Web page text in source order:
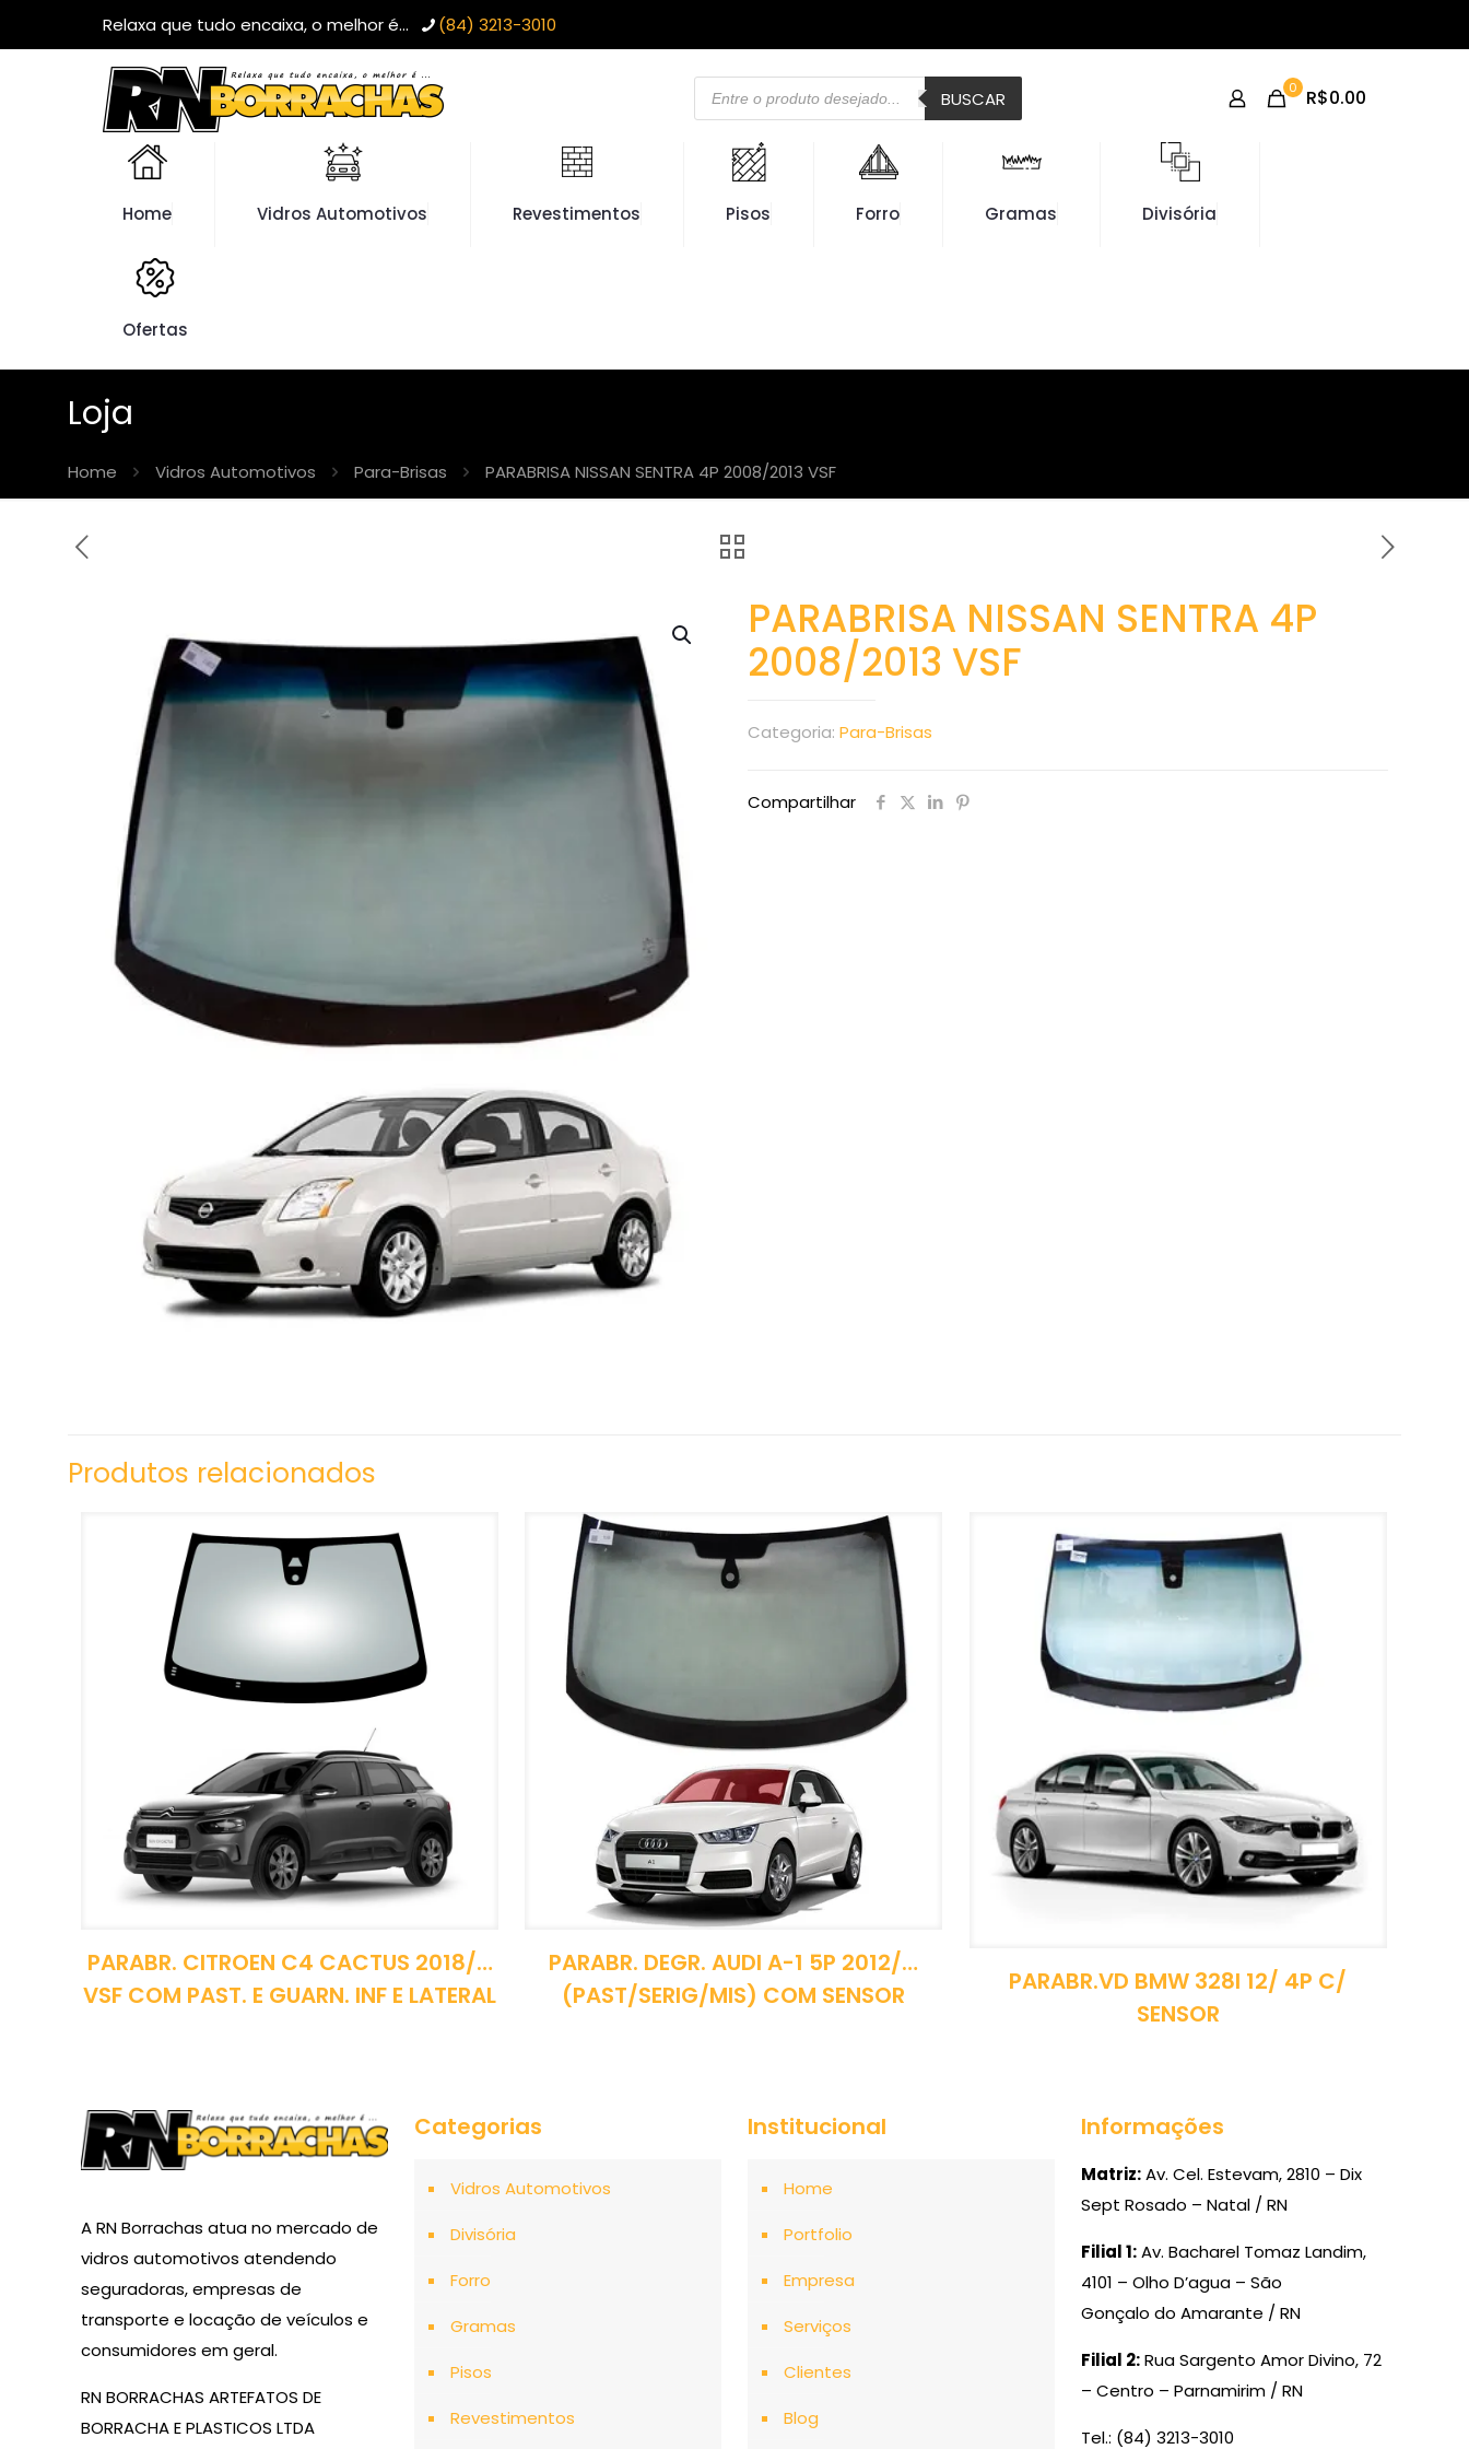
Relaxa que tudo encaixa, o melhor é... (84) 3213-3010
Pesquisar
produtos BUSCAR 0 R$0.00
Home Vidros Automotivos Revestimentos Pisos Forro Gramas Divisória
Ofertas
Loja
Home Vidros Automotivos Para-Brisas PARABRISA NISSAN SENTRA 4P 2008/2013 VSF
PARABRISA NISSAN SENTRA 4P
2008/2013 VSF
Categoria: Para-Brisas
Compartilhar
Produtos relacionados
PARABR. CITROEN C4 CACTUS 2018/…
VSF COM PAST. E GUARN. INF E LATERAL
PARABR. DEGR. AUDI A-1 5P 2012/…
(PAST/SERIG/MIS) COM SENSOR
PARABR.VD BMW 328I 12/ 4P C/
SENSOR
A RN Borrachas atua no mercado de
vidros automotivos atendendo
seguradoras, empresas de
transporte e locação de veículos e
consumidores em geral.
RN BORRACHAS ARTEFATOS DE
BORRACHA E PLASTICOS LTDA
Categorias
Vidros Automotivos
Divisória
Forro
Gramas
Pisos
Revestimentos
Institucional
Home
Portfolio
Empresa
Serviços
Clientes
Blog
Informações
Matriz:Av. Cel. Estevam, 2810 – Dix
Sept Rosado – Natal / RN
Filial 1:Av. Bacharel Tomaz Landim,
4101 – Olho D’agua – São
Gonçalo do Amarante / RN
Filial 2:Rua Sargento Amor Divino, 72
– Centro – Parnamirim / RN
Tel.: (84) 3213-3010